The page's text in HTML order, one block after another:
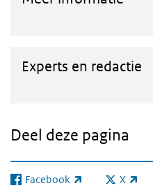
Experts en redactie
Deel deze pagina
Facebook
(externe link) X
(externe